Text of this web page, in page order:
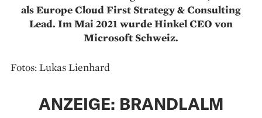
als Europe Cloud First Strategy & Consulting
Lead. Im Mai 2021 wurde Hinkel CEO von
Microsoft Schweiz.
Fotos: Lukas Lienhard
ANZEIGE: BRANDLALM